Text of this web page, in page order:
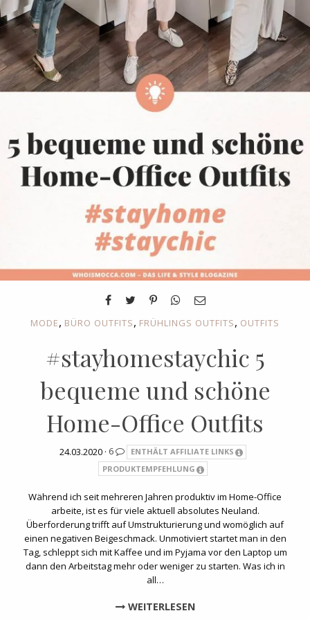
MODE, BÜRO OUTFITS, FRÜHLINGS OUTFITS, OUTFITS
#stayhomestaychic 5
bequeme und schöne
Home-Office Outfits
24.03.2020 · 6
ENTHÄLT AFFILIATE LINKS
PRODUKTEMPFEHLUNG
Während ich seit mehreren Jahren produktiv im Home-Office
arbeite, ist es für viele aktuell absolutes Neuland.
Überforderung trifft auf Umstrukturierung und womöglich auf
einen negativen Beigeschmack. Unmotiviert startet man in den
Tag, schleppt sich mit Kaffee und im Pyjama vor den Laptop um
dann den Arbeitstag mehr oder weniger zu starten. Was ich in
all…
WEITERLESEN